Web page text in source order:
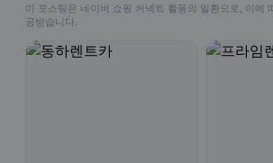
이 포스팅은 네이버 쇼핑 커넥트 활동의 일환으로, 이에
공받습니다.